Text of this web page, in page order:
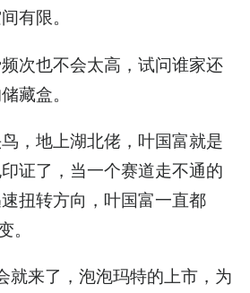
有限。
次也不会太高，试问谁家还
藏盒。
，地上湖北佬，叶国富就是
证了，当一个赛道走不通的
扭转方向，叶国富一直都
。
就来了，泡泡玛特的上市，为